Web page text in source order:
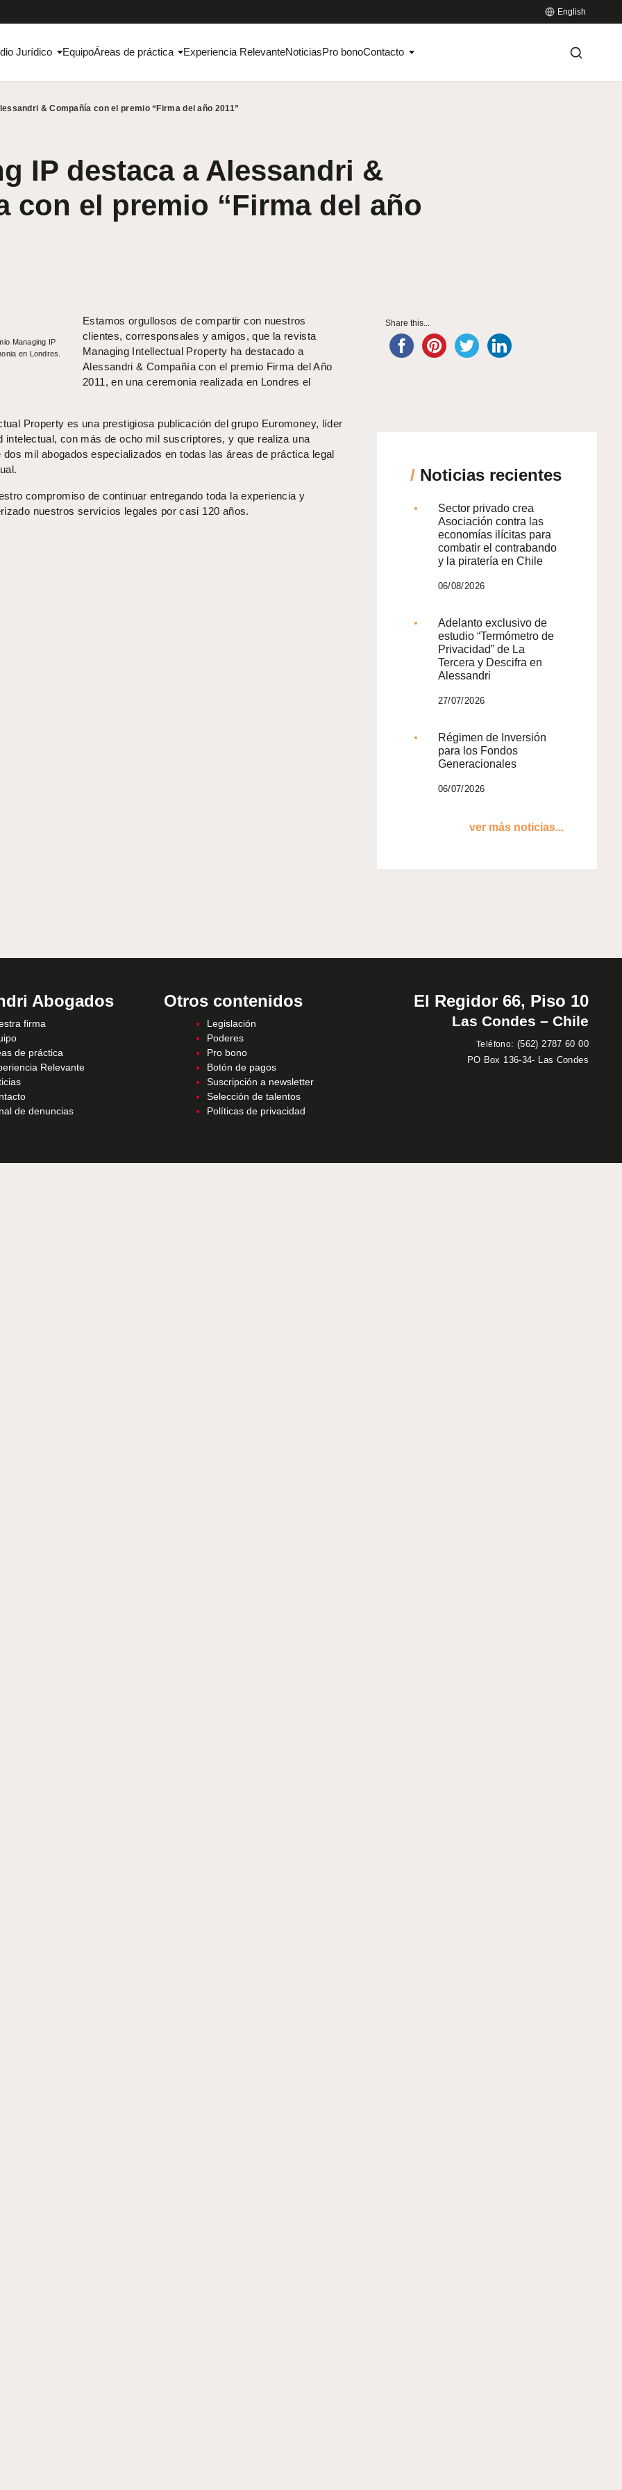
English
Jurídico EquipoÁreas de práctica Experiencia RelevanteNoticiasPro bonoContacto
& Compañía con el premio “Firma del año 2011”
IP destaca a Alessandri &
con el premio “Firma del año
Managing IP
en Londres.
Estamos orgullosos de compartir con nuestros
clientes, corresponsales y amigos, que la revista
Managing Intellectual Property ha destacado a
Alessandri & Compañía con el premio Firma del Año
2011, en una ceremonia realizada en Londres el
Property es una prestigiosa publicación del grupo Euromoney, líder
intelectual, con más de ocho mil suscriptores, y que realiza una
mil abogados especializados en todas las áreas de práctica legal
compromiso de continuar entregando toda la experiencia y
nuestros servicios legales por casi 120 años.
Share this...
/Noticias recientes
Sector privado crea
Asociación contra las
economías ilícitas para
combatir el contrabando
y la piratería en Chile
06/08/2026
Adelanto exclusivo de
estudio “Termómetro de
Privacidad” de La
Tercera y Descifra en
Alessandri
27/07/2026
Régimen de Inversión
para los Fondos
Generacionales
06/07/2026
ver más noticias...
Abogados
firma
de práctica
Relevante
de denuncias
Otros contenidos
Legislación
Poderes
Pro bono
Botón de pagos
Suscripción a newsletter
Selección de talentos
Políticas de privacidad
El Regidor 66, Piso 10
Las Condes – Chile
Teléfono: (562) 2787 60 00
PO Box 136-34- Las Condes